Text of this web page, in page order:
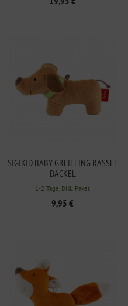
SIGIKID BABY GREIFLING RASSEL
DACKEL
1-2 Tage, DHL Paket
9,95 €